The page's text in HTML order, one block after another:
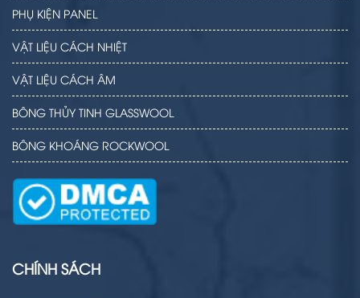
PHỤ KIỆN PANEL
VẬT LIỆU CÁCH NHIỆT
VẬT LIỆU CÁCH ÂM
BÔNG THỦY TINH GLASSWOOL
BÔNG KHOÁNG ROCKWOOL
CHÍNH SÁCH